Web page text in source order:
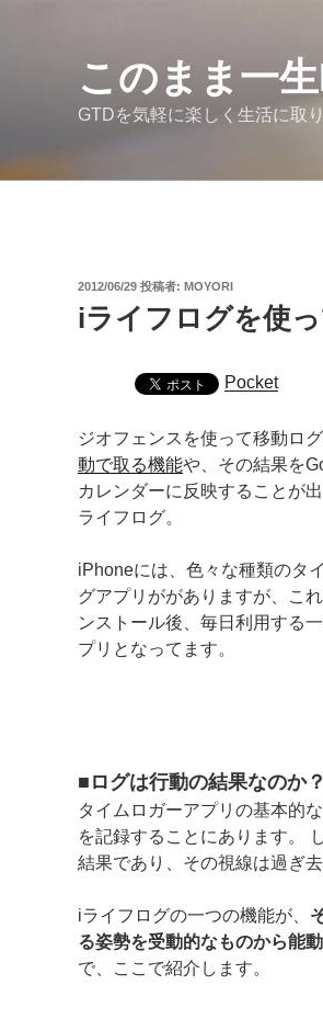
このまま一
GTDを気軽に楽しく生活に取
投
日:
2012/06/29 投稿者: MOYORI
iライフログを使
Pocket
ジオフェンスを使って移動ロ
動で取る機能や、その結果を
カレンダーに反映することが
ライフログ。
iPhoneには、色々な種類のタ
グアプリががありますが、こ
ンストール後、毎日利用する
プリとなってます。
■ログは行動の結果なのか？
タイムロガーアプリの基本的
を記録することにあります。
結果であり、その視線は過ぎ
iライフログの一つの機能が、
る姿勢を受動的なものから能
で、ここで紹介します。